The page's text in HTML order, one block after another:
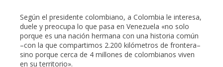
Según el presidente colombiano, a Colombia le interesa,
duele y preocupa lo que pasa en Venezuela «no solo
porque es una nación hermana con una historia común
–con la que compartimos 2.200 kilómetros de frontera–
sino porque cerca de 4 millones de colombianos viven
en su territorio».